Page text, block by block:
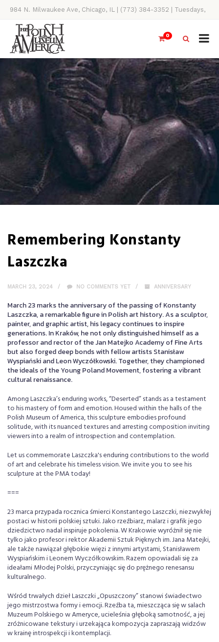
984 N. Milwaukee Ave, Chicago, IL | (773) 384-3352 | Tuesdays,
Thursdays, Saturdays, & Sundays, 11AM-4PM
0
Remembering Konstanty
Laszczka
MARCH 23, 2024 NO COMMENTS YET ANNIVERSARY
March 23 marks the anniversary of the passing of Konstanty
Laszczka, a remarkable figure in Polish art history. As a sculptor,
painter, and graphic artist, his legacy continues to inspire
generations. In Kraków, he not only distinguished himself as a
professor and rector of the Jan Matejko Academy of Fine Arts
but also forged deep bonds with fellow artists Stanisław
Wyspiański and Leon Wyczółkowski. Together, they championed
the ideals of the Young Poland Movement, fostering a vibrant
cultural renaissance.
Among Laszczka’s enduring works, “Deserted” stands as a testament
to his mastery of form and emotion. Housed within the halls of the
Polish Museum of America, this sculpture embodies profound
solitude, with its nuanced textures and arresting composition inviting
viewers into a realm of introspection and contemplation.
Let us commemorate Laszczka's enduring contributions to the world
of art and celebrate his timeless vision. We invite you to see his
sculpture at the PMA today!
===
23 marca przypada rocznica śmierci Konstantego Laszczki, niezwykłej
postaci w historii polskiej sztuki. Jako rzeźbiarz, malarz i grafik jego
dziedzictwo nadal inspiruje pokolenia. W Krakowie wyróżnił się nie
tylko jako profesor i rektor Akademii Sztuk Pięknych im. Jana Matejki,
ale także nawiązał głębokie więzi z innymi artystami, Stanisławem
Wyspiańskim i Leonem Wyczółkowskim. Razem opowiadali się za
ideałami Młodej Polski, przyczyniając się do prężnego renesansu
kulturalnego.
Wśród trwałych dzieł Laszczki „Opuszczony” stanowi świadectwo
jego mistrzostwa formy i emocji. Rzeźba ta, mieszcząca się w salach
Muzeum Polskiego w Ameryce, ucieleśnia głęboką samotność, a jej
zróżnicowane tekstury i urzekająca kompozycja zapraszają widzów
w krainę introspekcji i kontemplacji.